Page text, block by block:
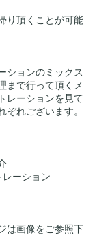
り頂くことが可能
ションのミックス
まで行って頂くメ
レーションを見て
れございます。
ーション
は画像をご参照下